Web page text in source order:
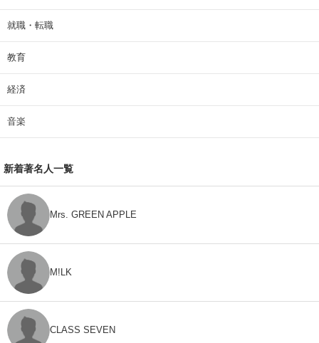
就職・転職
教育
経済
音楽
新着著名人一覧
Mrs. GREEN APPLE
M!LK
CLASS SEVEN